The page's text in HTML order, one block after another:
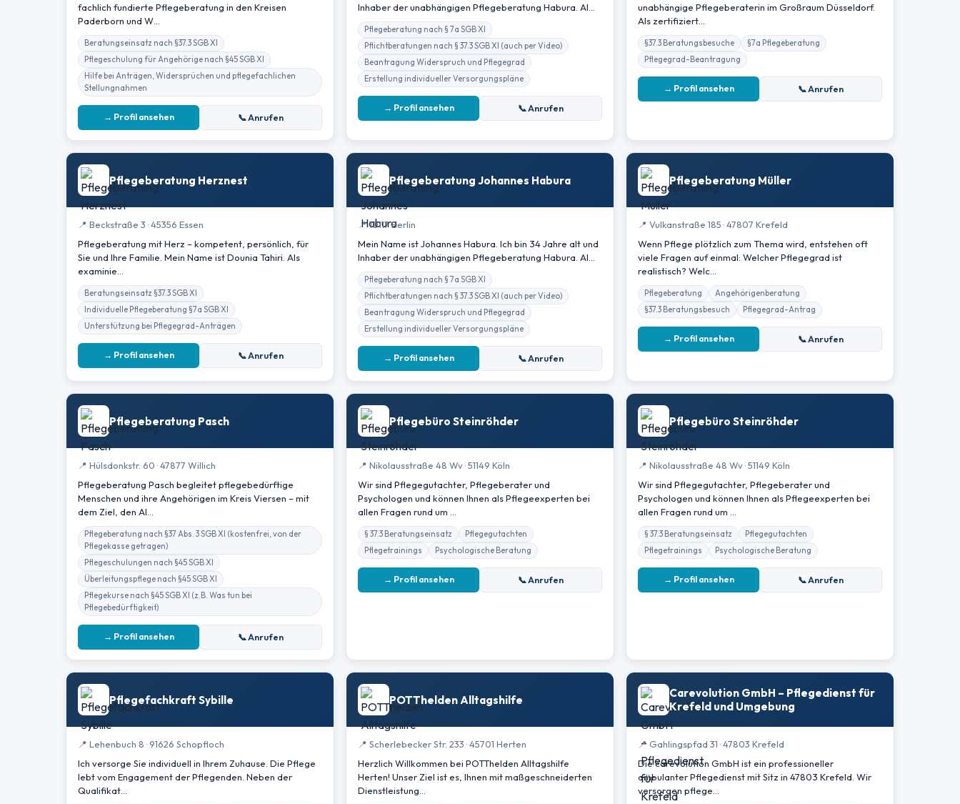
fachlich fundierte Pflegeberatung in den Kreisen
Paderborn und W…
Beratungseinsatz nach §37.3 SGB XI
Pflegeschulung für Angehörige nach §45 SGB XI
Hilfe bei Anträgen, Widersprüchen und pflegefachlichen
Stellungnahmen
→ Profil ansehen 📞 Anrufen
Inhaber der unabhängigen Pflegeberatung Habura. Al…
Pflegeberatung nach § 7a SGB XI
Pflichtberatungen nach § 37.3 SGB XI (auch per Video)
Beantragung Widerspruch und Pflegegrad
Erstellung individueller Versorgungspläne
→ Profil ansehen 📞 Anrufen
unabhängige Pflegeberaterin im Großraum Düsseldorf.
Als zertifiziert…
§37.3 Beratungsbesuche
§7a Pflegeberatung
Pflegegrad-Beantragung
→ Profil ansehen 📞 Anrufen
Pflegeberatung Herznest
📍 Beckstraße 3 · 45356 Essen
Pflegeberatung mit Herz – kompetent, persönlich, für
Sie und Ihre Familie. Mein Name ist Dounia Tahiri. Als
examinie…
Beratungseinsatz §37.3 SGB XI
Individuelle Pflegeberatung §7a SGB XI
Unterstützung bei Pflegegrad-Anträgen
→ Profil ansehen 📞 Anrufen
Pflegeberatung Johannes Habura
📍 10117 Berlin
Mein Name ist Johannes Habura. Ich bin 34 Jahre alt und
Inhaber der unabhängigen Pflegeberatung Habura. Al…
Pflegeberatung nach § 7a SGB XI
Pflichtberatungen nach § 37.3 SGB XI (auch per Video)
Beantragung Widerspruch und Pflegegrad
Erstellung individueller Versorgungspläne
→ Profil ansehen 📞 Anrufen
Pflegeberatung Müller
📍 Vulkanstraße 185 · 47807 Krefeld
Wenn Pflege plötzlich zum Thema wird, entstehen oft
viele Fragen auf einmal: Welcher Pflegegrad ist
realistisch? Welc…
Pflegeberatung
Angehörigenberatung
§37.3 Beratungsbesuch
Pflegegrad-Antrag
→ Profil ansehen 📞 Anrufen
Pflegeberatung Pasch
📍 Hülsdonkstr. 60 · 47877 Willich
Pflegeberatung Pasch begleitet pflegebedürftige
Menschen und ihre Angehörigen im Kreis Viersen – mit
dem Ziel, den Al…
Pflegeberatung nach §37 Abs. 3 SGB XI (kostenfrei, von der
Pflegekasse getragen)
Pflegeschulungen nach §45 SGB XI
Überleitungspflege nach §45 SGB XI
Pflegekurse nach §45 SGB XI (z.B. Was tun bei
Pflegebedürftigkeit)
→ Profil ansehen 📞 Anrufen
Pflegebüro Steinröhder
📍 Nikolausstraße 48 Wv · 51149 Köln
Wir sind Pflegegutachter, Pflegeberater und
Psychologen und können Ihnen als Pflegeexperten bei
allen Fragen rund um …
§ 37.3 Beratungseinsatz
Pflegegutachten
Pflegetrainings
Psychologische Beratung
→ Profil ansehen 📞 Anrufen
Pflegebüro Steinröhder
📍 Nikolausstraße 48 Wv · 51149 Köln
Wir sind Pflegegutachter, Pflegeberater und
Psychologen und können Ihnen als Pflegeexperten bei
allen Fragen rund um …
§ 37.3 Beratungseinsatz
Pflegegutachten
Pflegetrainings
Psychologische Beratung
→ Profil ansehen 📞 Anrufen
Pflegefachkraft Sybille
📍 Lehenbuch 8 · 91626 Schopfloch
Ich versorge Sie individuell in Ihrem Zuhause. Die Pflege
lebt vom Engagement der Pflegenden. Neben der
Qualifikat…
POTThelden Alltagshilfe
📍 Scherlebecker Str. 233 · 45701 Herten
Herzlich Willkommen bei POTThelden Alltagshilfe
Herten! Unser Ziel ist es, Ihnen mit maßgeschneiderten
Dienstleistung…
Carevolution GmbH – Pflegedienst für
Krefeld und Umgebung
📍 Gahlingspfad 31 · 47803 Krefeld
Die carevolution GmbH ist ein professioneller
ambulanter Pflegedienst mit Sitz in 47803 Krefeld. Wir
versorgen pflege…